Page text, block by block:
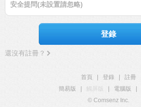
安全提問(未設置請忽略)
登錄
還沒有註冊？
首頁 登錄
註冊
簡易版
觸屏版 電腦版
© Comsenz Inc.